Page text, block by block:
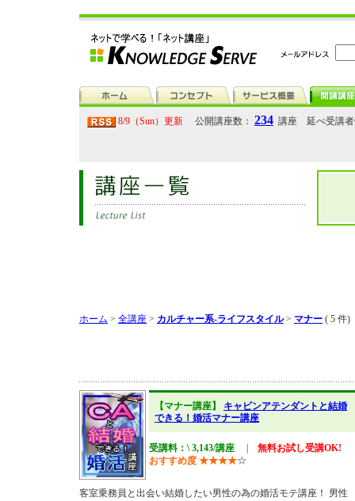
8/9（Sun）更新 公開講座数： 234 講座 延べ受講
ホーム > 全講座 > カルチャー系-ライフスタイル> マナー ( 5 件)
【マナー講座】 キャビンアテンダントと結婚
できる！婚活マナー講座
受講料：\ 3,143/講座
無料お試し受講OK!
おすすめ度 ★★★★☆
客室乗務員と出会い結婚したい男性の為の婚活モテ講座！ 男性